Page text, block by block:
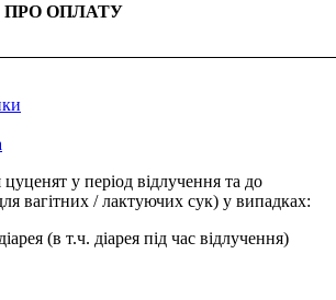
ОПЛАТУ
у період відлучення та до
вагітних / лактуючих сук) у випадках:
(в т.ч. діарея під час відлучення)